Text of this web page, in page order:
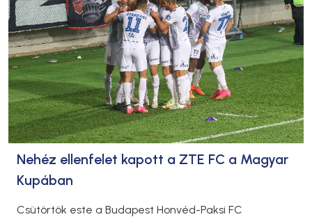
Nehéz ellenfelet kapott a ZTE FC a Magyar
Kupában
Csütörtök este a Budapest Honvéd-Paksi FC